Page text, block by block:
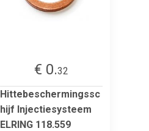
€ 0.32
Hittebeschermingssc
hijf Injectiesysteem
ELRING 118.559